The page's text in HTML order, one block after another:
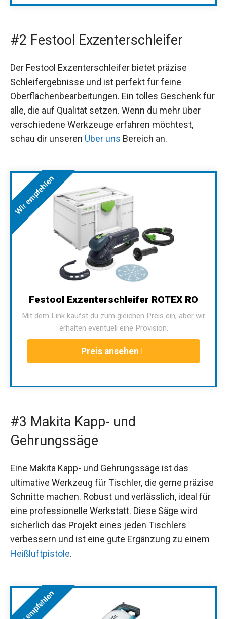
#2 Festool Exzenterschleifer
Der Festool Exzenterschleifer bietet präzise
Schleifergebnisse und ist perfekt für feine
Oberflächenbearbeitungen. Ein tolles Geschenk für
alle, die auf Qualität setzen. Wenn du mehr über
verschiedene Werkzeuge erfahren möchtest,
schau dir unseren Über uns Bereich an.
Wir empfehlen
Festool Exzenterschleifer ROTEX RO
Mit dem Link kaufst du zum gleichen Preis ein, aber wir
erhalten eventuell eine Provision.
Preis ansehen
#3 Makita Kapp- und
Gehrungssäge
Eine Makita Kapp- und Gehrungssäge ist das
ultimative Werkzeug für Tischler, die gerne präzise
Schnitte machen. Robust und verlässlich, ideal für
eine professionelle Werkstatt. Diese Säge wird
sicherlich das Projekt eines jeden Tischlers
verbessern und ist eine gute Ergänzung zu einem
Heißluftpistole.
Wir empfehlen